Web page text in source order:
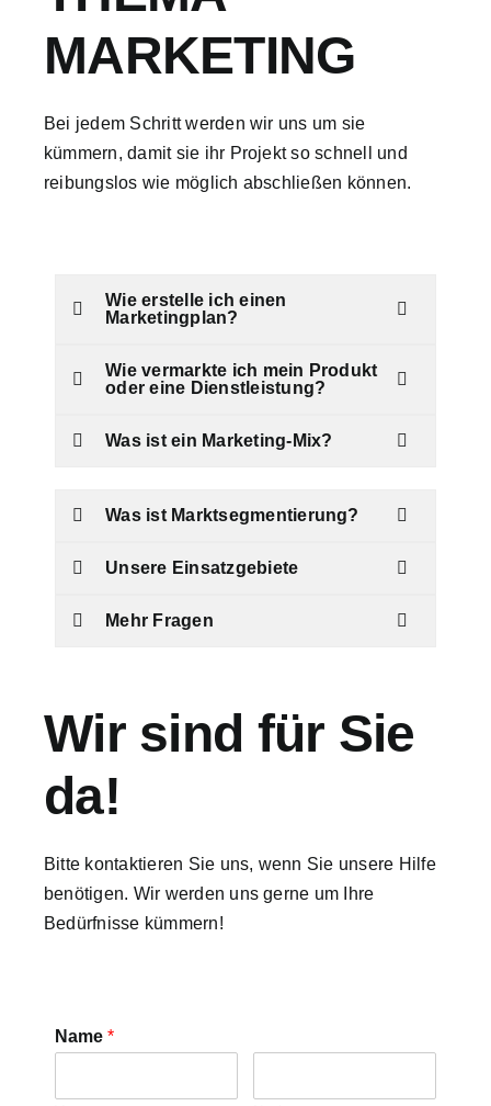
MARKETING
Bei jedem Schritt werden wir uns um sie
kümmern, damit sie ihr Projekt so schnell und
reibungslos wie möglich abschließen können.
Wie erstelle ich einen
Marketingplan?
Wie vermarkte ich mein Produkt
oder eine Dienstleistung?
Was ist ein Marketing-Mix?
Was ist Marktsegmentierung?
Unsere Einsatzgebiete
Mehr Fragen
Wir sind für Sie
da!
Bitte kontaktieren Sie uns, wenn Sie unsere Hilfe
benötigen. Wir werden uns gerne um Ihre
Bedürfnisse kümmern!
Name *